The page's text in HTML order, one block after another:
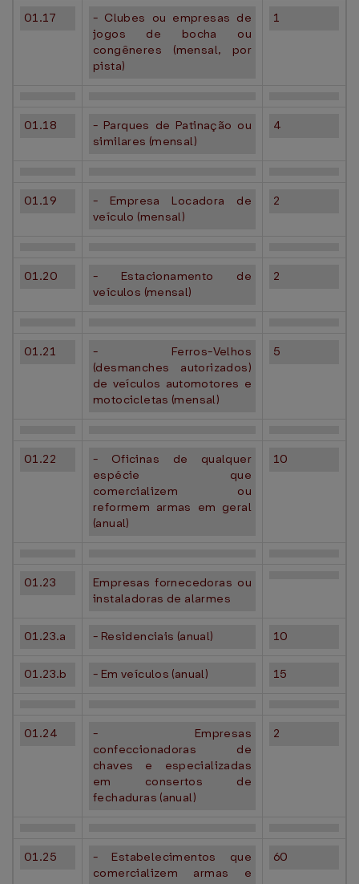
01.17
- Clubes ou empresas de
jogos de bocha ou
congêneres (mensal, por
pista)
1
01.18
- Parques de Patinação ou
similares (mensal)
4
01.19
- Empresa Locadora de
veículo (mensal)
2
01.20
- Estacionamento de
veículos (mensal)
2
01.21
- Ferros-Velhos
(desmanches autorizados)
de veículos automotores e
motocicletas (mensal)
5
01.22
- Oficinas de qualquer
espécie que
comercializem ou
reformem armas em geral
(anual)
10
01.23
Empresas fornecedoras ou
instaladoras de alarmes
01.23.a - Residenciais (anual) 10
01.23.b - Em veículos (anual) 15
01.24
- Empresas
confeccionadoras de
chaves e especializadas
em consertos de
fechaduras (anual)
2
01.25
- Estabelecimentos que
comercializem armas e
60